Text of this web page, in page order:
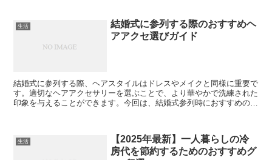
生活
結婚式に参列する際のおすすめヘ
アアクセ選びガイド
結婚式に参列する際、ヘアスタイルはドレスやメイクと同様に重要で
す。適切なヘアアクセサリーを選ぶことで、より華やかで洗練された
印象を与えることができます。今回は、結婚式参列時におすすめのヘ
生活
【2025年最新】一人暮らしの冷
房代を節約するためのおすすめグ